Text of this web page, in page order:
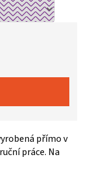
přímo v
práce. Na